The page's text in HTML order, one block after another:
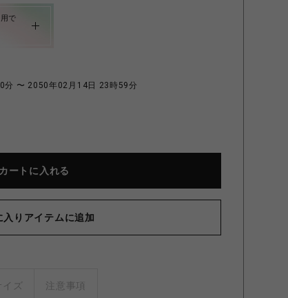
で
分 〜 2050年02月14日 23時59分
カートに入れる
入りアイテムに追加
イズ 注意事項